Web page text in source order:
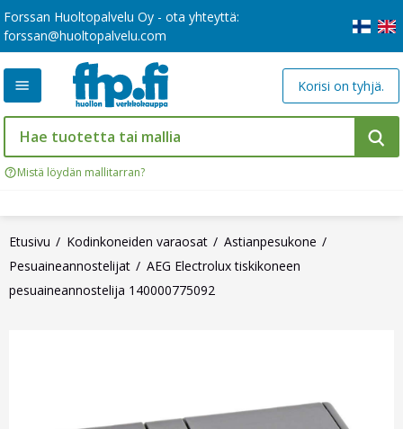
Forssan Huoltopalvelu Oy - ota yhteyttä:
forssan@huoltopalvelu.com
Mistä löydän mallitarran?
Korisi on tyhjä.
Etusivu Kodinkoneiden varaosat
Astianpesukone
Pesuaineannostelijat
AEG Electrolux tiskikoneen
pesuaineannostelija 140000775092